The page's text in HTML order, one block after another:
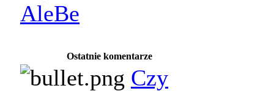
AleBe
Ostatnie komentarze
Czy